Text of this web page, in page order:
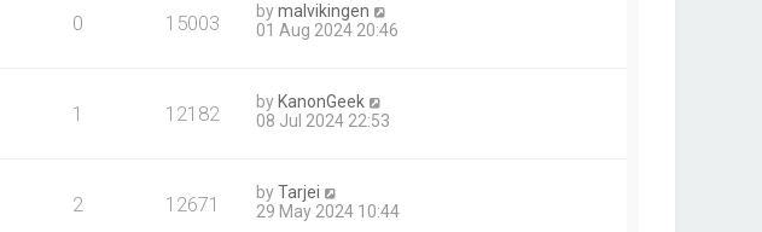
0 15003 bymalvikingen
01 Aug 2024 20:46
1 12182 by KanonGeek
08 Jul 2024 22:53
2 12671 byTarjei
29 May 2024 10:44